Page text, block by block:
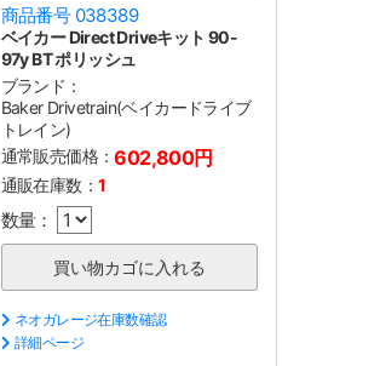
商品番号 038389
ベイカー Direct Driveキット 90-
97y BT ポリッシュ
ブランド：
Baker Drivetrain(ベイカードライブ
トレイン)
通常販売価格：602,800円
通販在庫数： 1
数量：
ネオガレージ在庫数確認
詳細ページ